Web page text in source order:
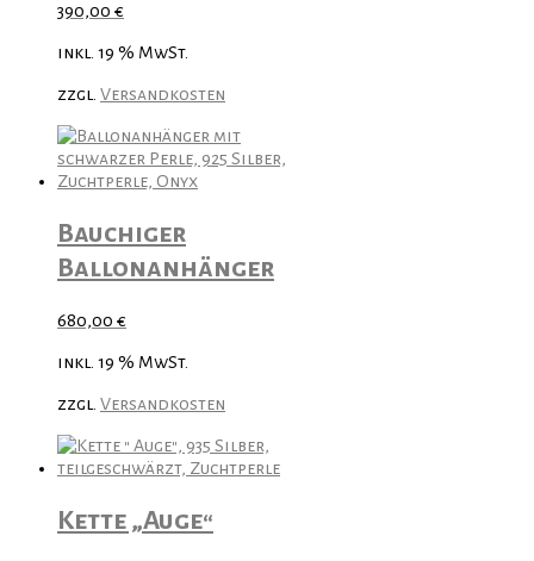
390,00 €
inkl. 19 % MwSt.
zzgl. Versandkosten
Bauchiger
Ballonanhänger
680,00 €
inkl. 19 % MwSt.
zzgl. Versandkosten
Kette „Auge“